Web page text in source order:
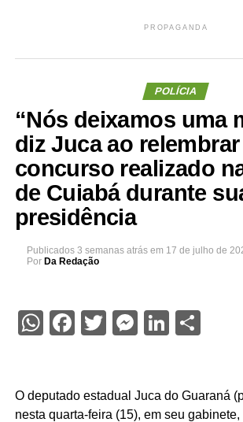
PROPAGANDA
POLÍCIA
“Nós deixamos uma
diz Juca ao relembrar
concurso realizado
de Cuiabá durante
presidência
Publicados 3 semanas atrás em 17 de julho de
Por Da Redação
WhatsApp
Facebook
Twitter
O deputado estadual Juca do Guaraná
nesta quarta-feira (15), em seu